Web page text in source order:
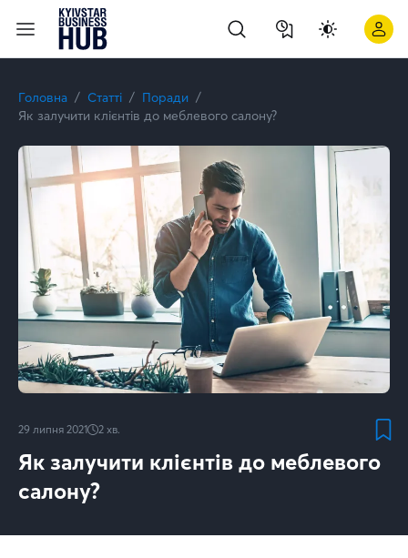
Головна Статті
Поради
Як залучити клієнтів до меблевого салону?
29 липня 2021 2 хв.
Як залучити клієнтів до меблевого
салону?
Як залучити клієнтів до меблевого салону? | Kyivstar